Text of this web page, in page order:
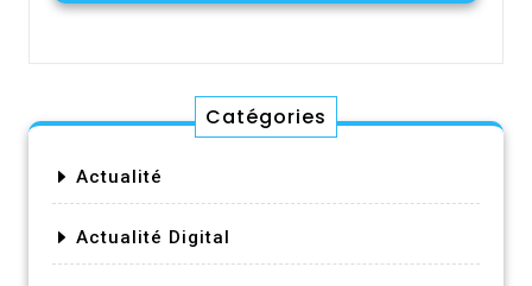
Catégories
Actualité
Actualité Digital